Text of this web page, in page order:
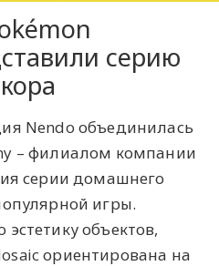
серию
Nendo объединилась
– филиалом компании
серии домашнего
игры.
объектов,
ориентирована на